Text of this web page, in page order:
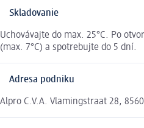
Skladovanie
Uchovávajte do max. 25°C. Po
(max. 7°C) a spotrebujte do 5 dní.
Adresa podniku
Alpro C.V.A. Vlamingstraat 28,